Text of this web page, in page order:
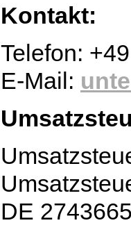
Kontakt:
Telefon:
E-Mail:
DE